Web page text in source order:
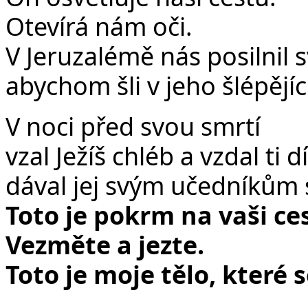
Otevírá nám oči.
V Jeruzalémě nás posilnil
abychom šli v jeho
V noci před svou smrtí
vzal Ježíš chléb a vzdal ti
dával jej svým učedníkům
Toto je pokrm na vaši
Vezměte a jezte.
Toto je moje tělo, které